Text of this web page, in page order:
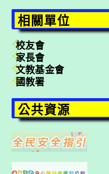
相關單位
校友會
家長會
文教基金會
國教署
公共資源